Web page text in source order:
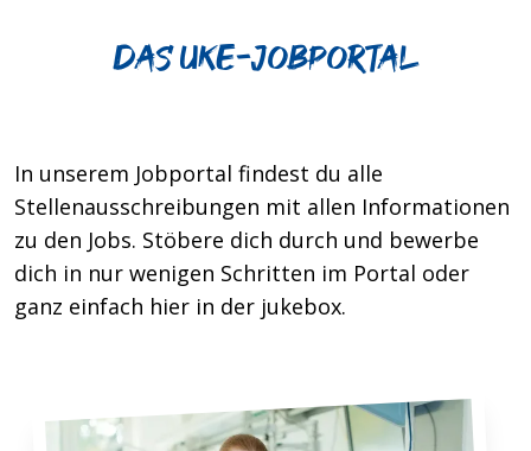
Das UKE-jobportal
In unserem Jobportal findest du alle
Stellenausschreibungen mit allen Informationen
zu den Jobs. Stöbere dich durch und bewerbe
dich in nur wenigen Schritten im Portal oder
ganz einfach hier in der jukebox.